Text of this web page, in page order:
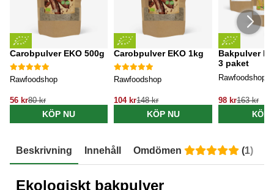
Carobpulver EKO 500g
Rawfoodshop
56 kr80 kr
KÖP NU
Carobpulver EKO 1kg
Rawfoodshop
104 kr148 kr
KÖP NU
Bakpulver
3 paket
Rawfoodshop
98 kr163 kr
KÖP
Beskrivning Innehåll Omdömen (1)
Ekologiskt bakpulver